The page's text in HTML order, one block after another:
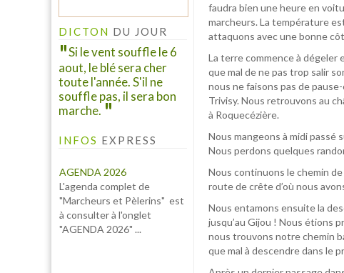
faudra bien une heure en
marcheurs. La température
attaquons avec une bonne
La terre commence à dégeler
que mal de ne pas trop salir
nous ne faisons pas de
Trivisy. Nous retrouvons au
à Roquecézière.
Nous mangeons à midi passé
Nous perdons quelques
Nous continuons le chemin
route de crête d’où nous
Nous entamons ensuite la
jusqu’au Gijou ! Nous étions
nous trouvons notre chemin
que mal à descendre dans le
DICTON DU JOUR
Si le vent souffle le 6
aout, le blé sera cher
toute l'année. S'il ne
souffle pas, il sera bon
marche.
INFOS EXPRESS
AGENDA 2026
L'agenda complet de
"Marcheurs et Pèlerins" est
à consulter à l'onglet
"AGENDA 2026" ...